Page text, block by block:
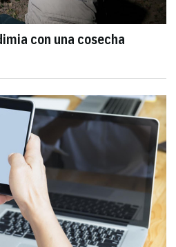
con una cosecha